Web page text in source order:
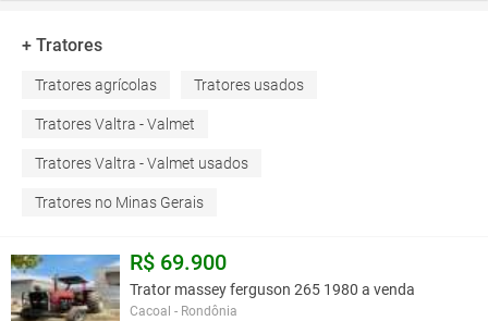
+ Tratores
Tratores agrícolas Tratores usados
Tratores Valtra - Valmet
Tratores Valtra - Valmet usados
Tratores no Minas Gerais
R$ 69.900
Trator massey ferguson 265 1980 a venda
Cacoal - Rondônia